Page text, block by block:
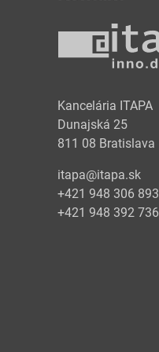
Kancelária ITAPA
Dunajská 25
811 08 Bratislava
itapa@itapa.sk
+421 948 306 893
+421 948 392 736